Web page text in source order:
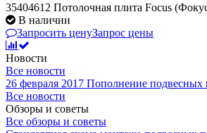
35404612 Потолочная плита Focus
В наличии
Запросить ценуЗапрос цены
Новости
Все новости
26 февраля 2017 Пополнение подвесных
Все новости
Обзоры и советы
Все обзоры и советы